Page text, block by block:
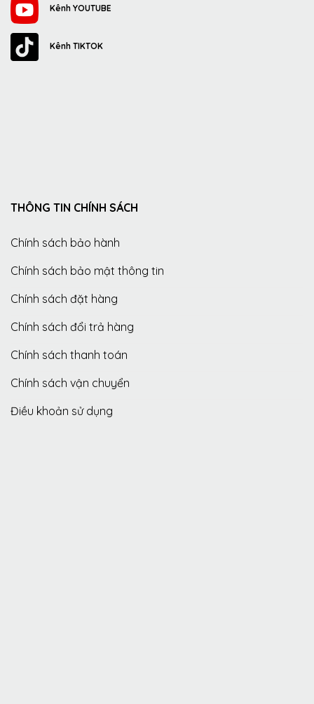
Kênh YOUTUBE
Kênh TIKTOK
THÔNG TIN CHÍNH SÁCH
Chính sách bảo hành
Chính sách bảo mật thông tin
Chính sách đặt hàng
Chính sách đổi trả hàng
Chính sách thanh toán
Chính sách vận chuyển
Điều khoản sử dụng